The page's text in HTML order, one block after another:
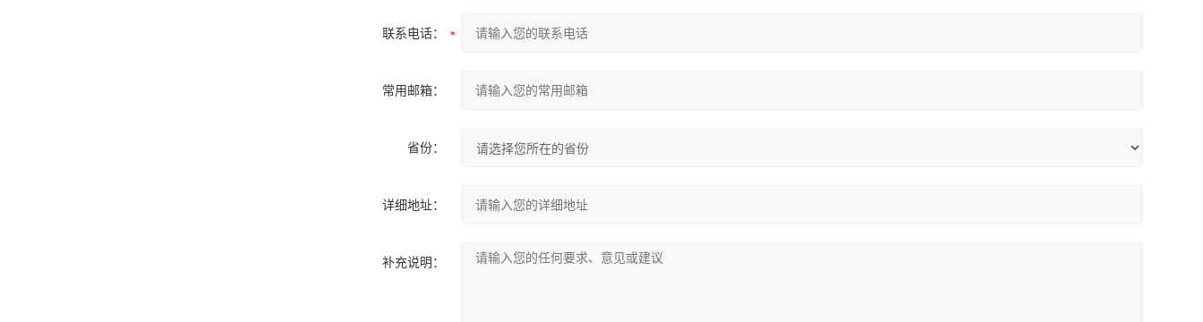
联系电话：
常用邮箱：
省份：
详细地址：
补充说明：